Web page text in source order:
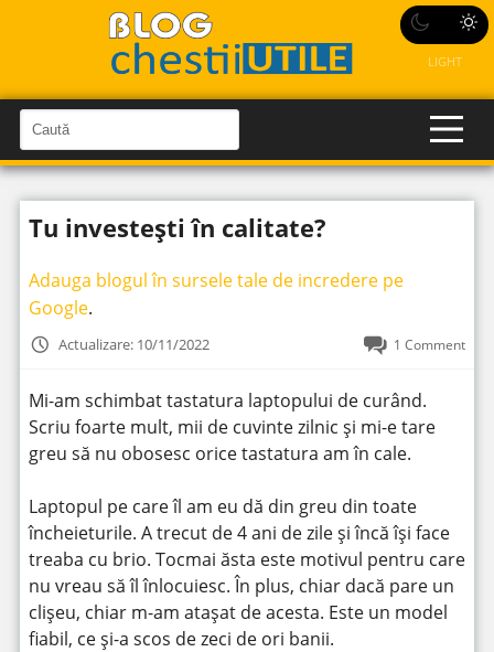
LIGHT
a
u
t
n
C
a
u
î
n
t
Tu investești în calitate?
Adauga blogul în sursele tale de incredere pe
Google.
Actualizare: 10/11/2022 1 Comment
Mi-am schimbat tastatura laptopului de curând.
Scriu foarte mult, mii de cuvinte zilnic și mi-e tare
greu să nu obosesc orice tastatura am în cale.
Laptopul pe care îl am eu dă din greu din toate
încheieturile. A trecut de 4 ani de zile și încă își face
treaba cu brio. Tocmai ăsta este motivul pentru care
nu vreau să îl înlocuiesc. În plus, chiar dacă pare un
clișeu, chiar m-am atașat de acesta. Este un model
fiabil, ce și-a scos de zeci de ori banii.